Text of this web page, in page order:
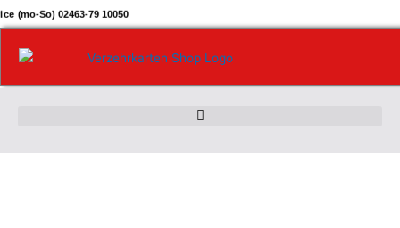
Zum
Inhalt
springen
(mo-So) 02463-79 10050